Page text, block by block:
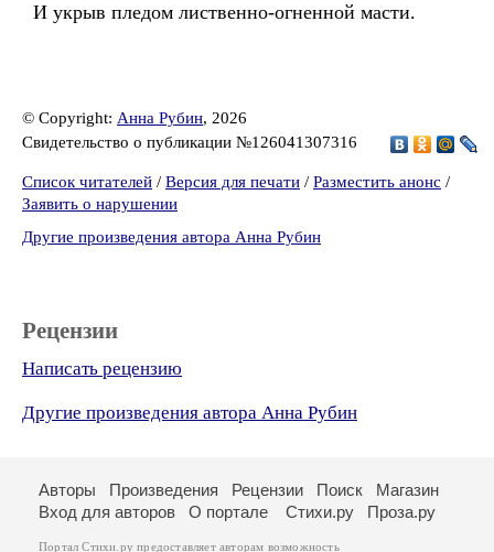
И укрыв пледом лиственно-огненной масти.
© Copyright: Анна Рубин, 2026
Свидетельство о публикации №126041307316
Список читателей / Версия для печати / Разместить анонс /
Заявить о нарушении
Другие произведения автора Анна Рубин
Рецензии
Написать рецензию
Другие произведения автора Анна Рубин
Авторы Произведения Рецензии Поиск
Магазин
Вход для авторов
О портале Стихи.ру Проза.ру
Портал Стихи.ру предоставляет авторам возможность